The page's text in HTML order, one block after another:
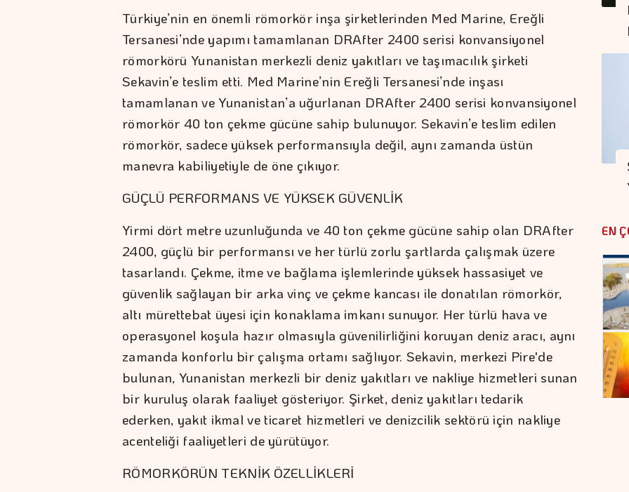
Türkiye’nin en önemli römorkör inşa şirketlerinden Med Marine, Ereğli
Tersanesi’nde yapımı tamamlanan DRAfter 2400 serisi konvansiyonel
römorkörü Yunanistan merkezli deniz yakıtları ve taşımacılık şirketi
Sekavin’e teslim etti. Med Marine’nin Ereğli Tersanesi’nde inşası
tamamlanan ve Yunanistan’a uğurlanan DRAfter 2400 serisi konvansiyonel
römorkör 40 ton çekme gücüne sahip bulunuyor. Sekavin’e teslim edilen
römorkör, sadece yüksek performansıyla değil, aynı zamanda üstün
manevra kabiliyetiyle de öne çıkıyor.
GÜÇLÜ PERFORMANS VE YÜKSEK GÜVENLİK
Yirmi dört metre uzunluğunda ve 40 ton çekme gücüne sahip olan DRAfter
2400, güçlü bir performansı ve her türlü zorlu şartlarda çalışmak üzere
tasarlandı. Çekme, itme ve bağlama işlemlerinde yüksek hassasiyet ve
güvenlik sağlayan bir arka vinç ve çekme kancası ile donatılan römorkör,
altı mürettebat üyesi için konaklama imkanı sunuyor. Her türlü hava ve
operasyonel koşula hazır olmasıyla güvenilirliğini koruyan deniz aracı, aynı
zamanda konforlu bir çalışma ortamı sağlıyor. Sekavin, merkezi Pire'de
bulunan, Yunanistan merkezli bir deniz yakıtları ve nakliye hizmetleri sunan
bir kuruluş olarak faaliyet gösteriyor. Şirket, deniz yakıtları tedarik
ederken, yakıt ikmal ve ticaret hizmetleri ve denizcilik sektörü için nakliye
acenteliği faaliyetleri de yürütüyor.
RÖMORKÖRÜN TEKNİK ÖZELLİKLERİ
EN